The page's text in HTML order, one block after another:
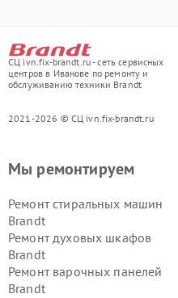
СЦ ivn.fix-brandt.ru - сеть сервисных
центров в Иванове по ремонту и
обслуживанию техники Brandt
2021-2026 © СЦ ivn.fix-brandt.ru
Мы ремонтируем
Ремонт стиральных машин
Brandt
Ремонт духовых шкафов
Brandt
Ремонт варочных панелей
Brandt